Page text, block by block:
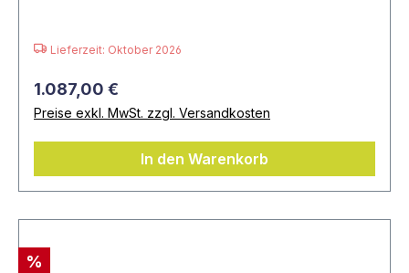
Lieferzeit: Oktober 2026
1.087,00 €
Preise exkl. MwSt. zzgl. Versandkosten
In den Warenkorb
%